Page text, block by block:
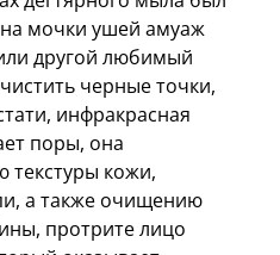
на мочки ушей амуаж
другой любимый
черные точки,
инфракрасная
поры, она
текстуры кожи,
а также очищению
протрите лицо